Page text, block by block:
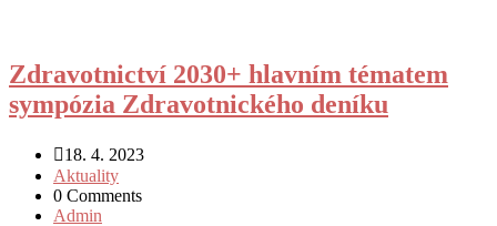
Zdravotnictví 2030+ hlavním tématem
sympózia Zdravotnického deníku
18. 4. 2023
Aktuality
0 Comments
Admin